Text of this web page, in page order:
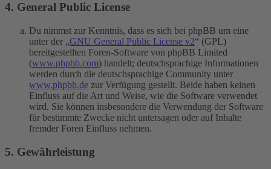
4. General Public License
Du nimmst zur Kenntnis, dass es sich bei phpBB um eine
unter der „GNU General Public License v2“ (GPL)
bereitgestellten Foren-Software von phpBB Limited
(www.phpbb.com) handelt; deutschsprachige Informationen
werden durch die deutschsprachige Community unter
www.phpbb.de zur Verfügung gestellt. Beide haben keinen
Einfluss auf die Art und Weise, wie die Software verwendet
wird. Sie können insbesondere die Verwendung der Software
für bestimmte Zwecke nicht untersagen oder auf Inhalte
fremder Foren Einfluss nehmen.
5. Gewährleistung